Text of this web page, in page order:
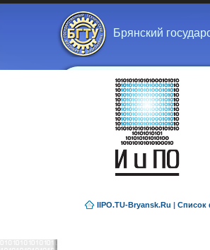
Брянский
IIPO.TU-Bryansk.Ru | Список